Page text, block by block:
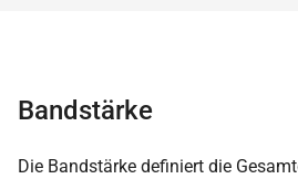
Bandstärke
Die Bandstärke definiert die